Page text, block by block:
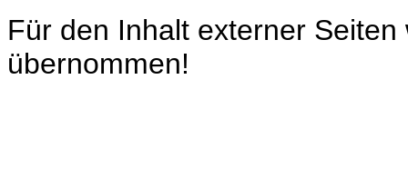
Für den Inhalt externer
übernommen!